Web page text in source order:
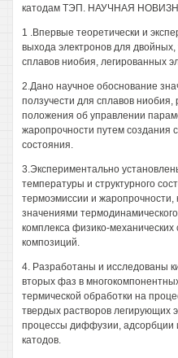
катодам ТЭП. НАУЧНАЯ
1 .Впервые теоретически и
выхода электронов для
сплавов ниобия, легированных
2.Дано научное обоснование
ползучести для сплавов ниобия,
положения об управлении
жаропрочности путем создания
состояния.
3.Экспериментально
температуры и структурного
термоэмиссии и
значениями
комплекса физико-механических
композиций.
4. Разработаны и исследованы
вторых фаз в
термической обработки на
твердых растворов легирующих
процессы диффузии, адсорбции
катодов.